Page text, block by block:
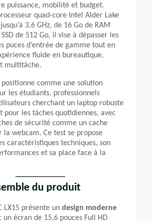
puissance, mobilité et budget.
quad-core Intel Alder Lake
3,6 GHz, de 16 Go de RAM
SSD de 512 Go, il vise à dépasser les
puces d’entrée de gamme tout en
fluide en bureautique,
multitâche.
comme une solution
les étudiants, professionnels
cherchant un laptop robuste
pour les tâches quotidiennes, avec
de sécurité comme un cache
la webcam. Ce test se propose
caractéristiques techniques, son
et sa place face à la
du produit
LX15 présente un design moderne
un écran de 15,6 pouces Full HD